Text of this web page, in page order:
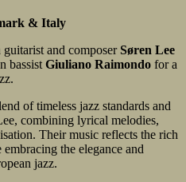
& Italy
and composerSøren Lee
bassist Giuliano Raimondo for a
of timeless jazz standards and
combining lyrical melodies,
Their music reflects the rich
the elegance and
jazz.